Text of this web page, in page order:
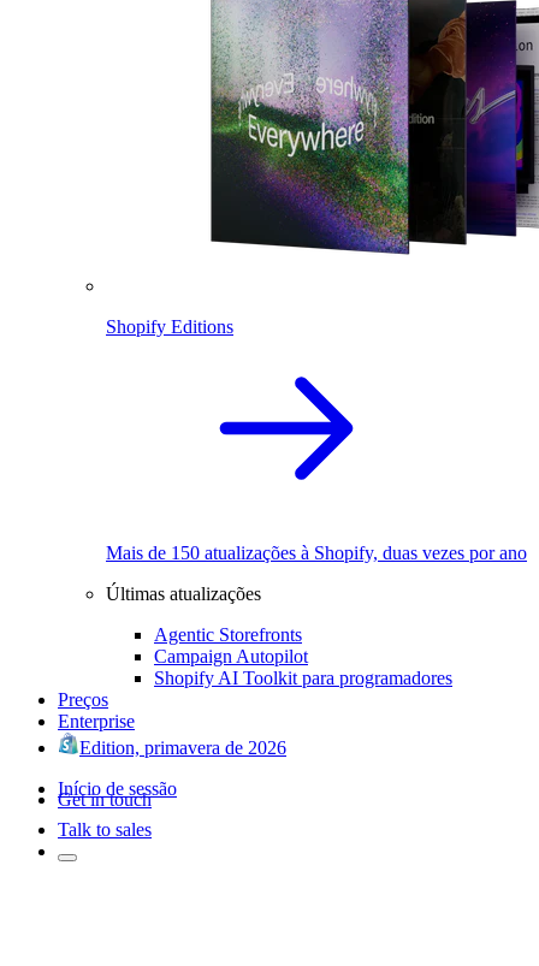
Shopify Editions
Mais de 150 atualizações à Shopify, duas vezes por ano
Últimas atualizações
Agentic Storefronts
Campaign Autopilot
Shopify AI Toolkit para programadores
Preços
Enterprise
Edition, primavera de 2026
Início de sessão
Get in touch
Talk to sales